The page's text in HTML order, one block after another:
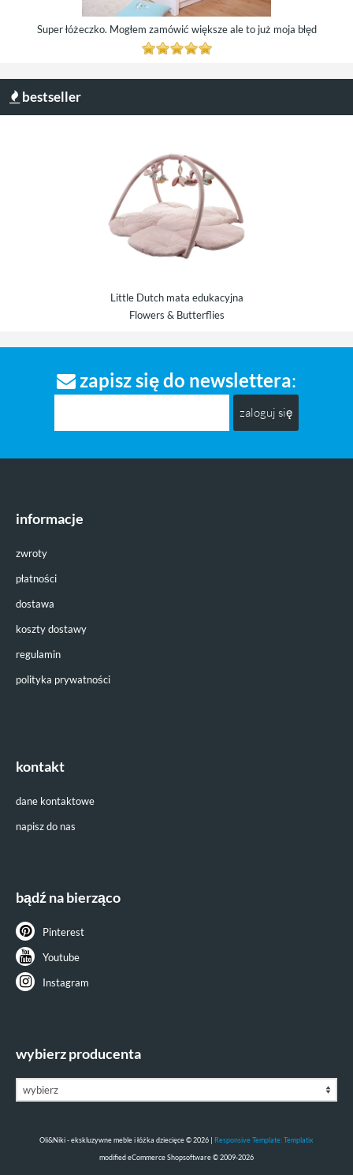
Super łóżeczko. Mogłem zamówić większe ale to już moja błęd
bestseller
Little Dutch mata edukacyjna
Flowers & Butterflies
zapisz się do newslettera
zaloguj się
informacje
zwroty
płatności
dostawa
koszty dostawy
regulamin
polityka prywatności
kontakt
dane kontaktowe
napisz do nas
bądź na bierząco
Pinterest
Youtube
Instagram
wybierz producenta
Oli&Niki - ekskluzywne meble i łóżka dziecięce © 2026 | Responsive Template: Templatix
modified eCommerce Shopsoftware © 2009-2026